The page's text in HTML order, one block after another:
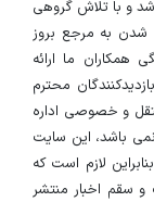
۱۳۹۱/۱/۱۰ راه اندازی شد و با تلاش گروهی
شدن به مرجع بروز
ما ارائه
محترم
و خصوصی اداره
باشد، این سایت
لازم است که
سقم اخبار منتشر